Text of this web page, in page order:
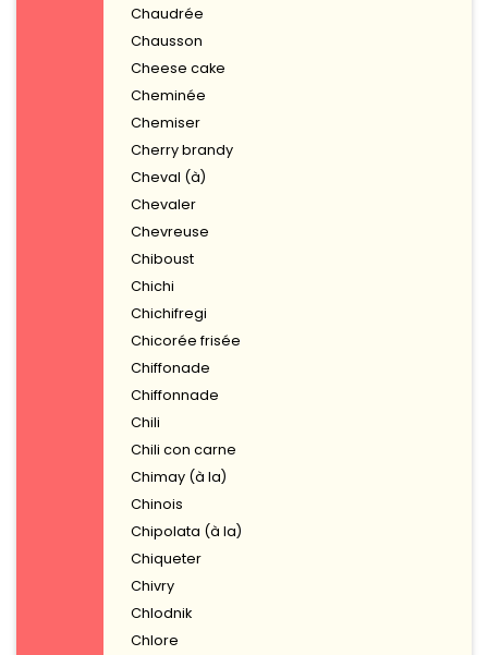
Chaudrée
Chausson
Cheese cake
Cheminée
Chemiser
Cherry brandy
Cheval (à)
Chevaler
Chevreuse
Chiboust
Chichi
Chichifregi
Chicorée frisée
Chiffonade
Chiffonnade
Chili
Chili con carne
Chimay (à la)
Chinois
Chipolata (à la)
Chiqueter
Chivry
Chlodnik
Chlore